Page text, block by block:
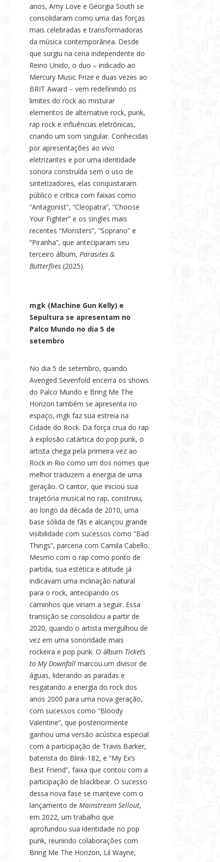
anos, Amy Love e Georgia South se
consolidaram como uma das forças
mais celebradas e transformadoras
da música contemporânea. Desde
que surgiu na cena independente do
Reino Unido, o duo – indicado ao
Mercury Music Prize e duas vezes ao
BRIT Award – vem redefinindo os
limites do rock ao misturar
elementos de alternative rock, punk,
rap rock e influências eletrônicas,
criando um som singular. Conhecidas
por apresentações ao vivo
eletrizantes e por uma identidade
sonora construída sem o uso de
sintetizadores, elas conquistaram
público e crítica com faixas como
“Antagonist”, “Cleopatra”, “Choose
Your Fighter” e os singles mais
recentes “Monsters”, “Soprano” e
“Piranha”, que anteciparam seu
terceiro álbum, Parasites &
Butterflies (2025).
mgk (Machine Gun Kelly) e
Sepultura se apresentam no
Palco Mundo no dia 5 de
setembro
No dia 5 de setembro, quando
Avenged Sevenfold encerra os shows
do Palco Mundo e Bring Me The
Horizon também se apresenta no
espaço, mgk faz sua estreia na
Cidade do Rock. Da força crua do rap
à explosão catártica do pop punk, o
artista chega pela primeira vez ao
Rock in Rio como um dos nomes que
melhor traduzem a energia de uma
geração. O cantor, que iniciou sua
trajetória musical no rap, construiu,
ao longo da década de 2010, uma
base sólida de fãs e alcançou grande
visibilidade com sucessos como “Bad
Things”, parceria com Camila Cabello.
Mesmo com o rap como ponto de
partida, sua estética e atitude já
indicavam uma inclinação natural
para o rock, antecipando os
caminhos que viriam a seguir. Essa
transição se consolidou a partir de
2020, quando o artista mergulhou de
vez em uma sonoridade mais
rockeira e pop punk. O álbum Tickets
to My Downfall marcou um divisor de
águas, liderando as paradas e
resgatando a energia do rock dos
anos 2000 para uma nova geração,
com sucessos como “Bloody
Valentine”, que posteriormente
ganhou uma versão acústica especial
com a participação de Travis Barker,
baterista do Blink-182, e “My Ex’s
Best Friend”, faixa que contou com a
participação de blackbear. O sucesso
dessa nova fase se manteve com o
lançamento de Mainstream Sellout,
em 2022, um trabalho que
aprofundou sua identidade no pop
punk, reunindo colaborações com
Bring Me The Horizon, Lil Wayne,